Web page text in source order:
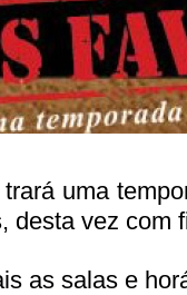
uma
desta vez com
as salas e